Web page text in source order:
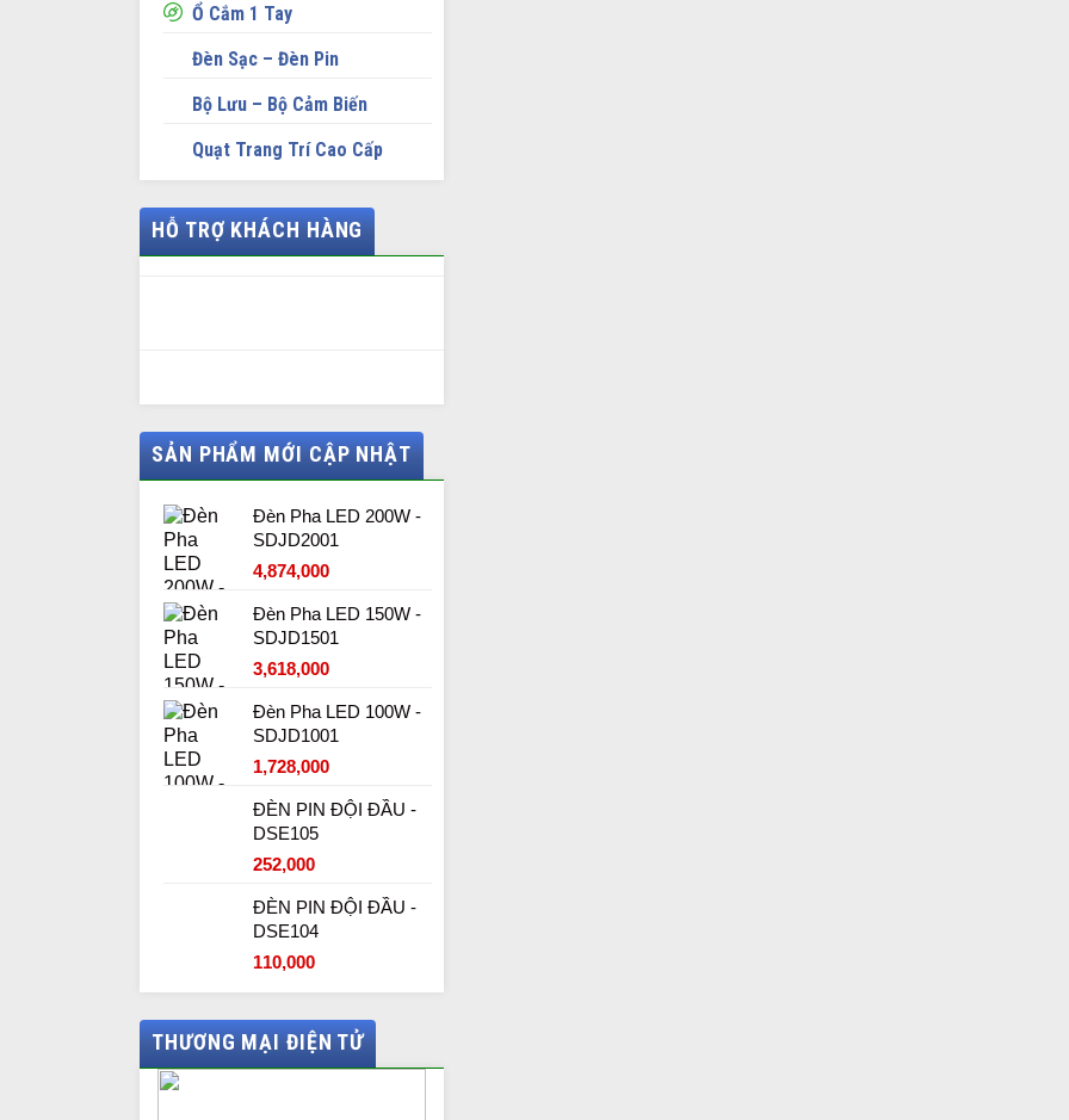
Ổ Cắm 1 Tay
Đèn Sạc – Đèn Pin
Bộ Lưu – Bộ Cảm Biến
Quạt Trang Trí Cao Cấp
HỖ TRỢ KHÁCH HÀNG
SẢN PHẨM MỚI CẬP NHẬT
Đèn Pha LED 200W -
SDJD2001
4,874,000
Đèn Pha LED 150W -
SDJD1501
3,618,000
Đèn Pha LED 100W -
SDJD1001
1,728,000
ĐÈN PIN ĐỘI ĐẦU -
DSE105
252,000
ĐÈN PIN ĐỘI ĐẦU -
DSE104
110,000
THƯƠNG MẠI ĐIỆN TỬ